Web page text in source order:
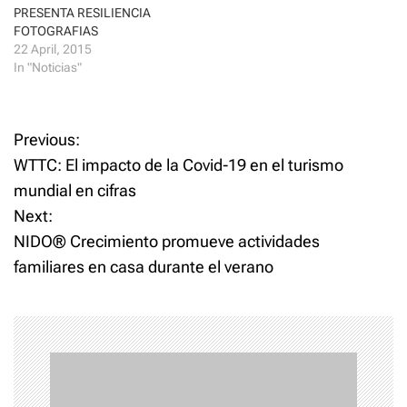
d
o
w
)
n
d
o
PRESENTA RESILIENCIA
FOTOGRAFIAS
22 April, 2015
In "Noticias"
P
o
s
t
a
v
Previous:
WTTC: El impacto de la Covid-19 en el turismo
mundial en cifras
Next:
NIDO® Crecimiento promueve actividades
familiares en casa durante el verano